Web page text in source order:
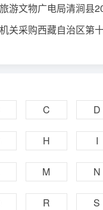
C D
H I
M N
R S